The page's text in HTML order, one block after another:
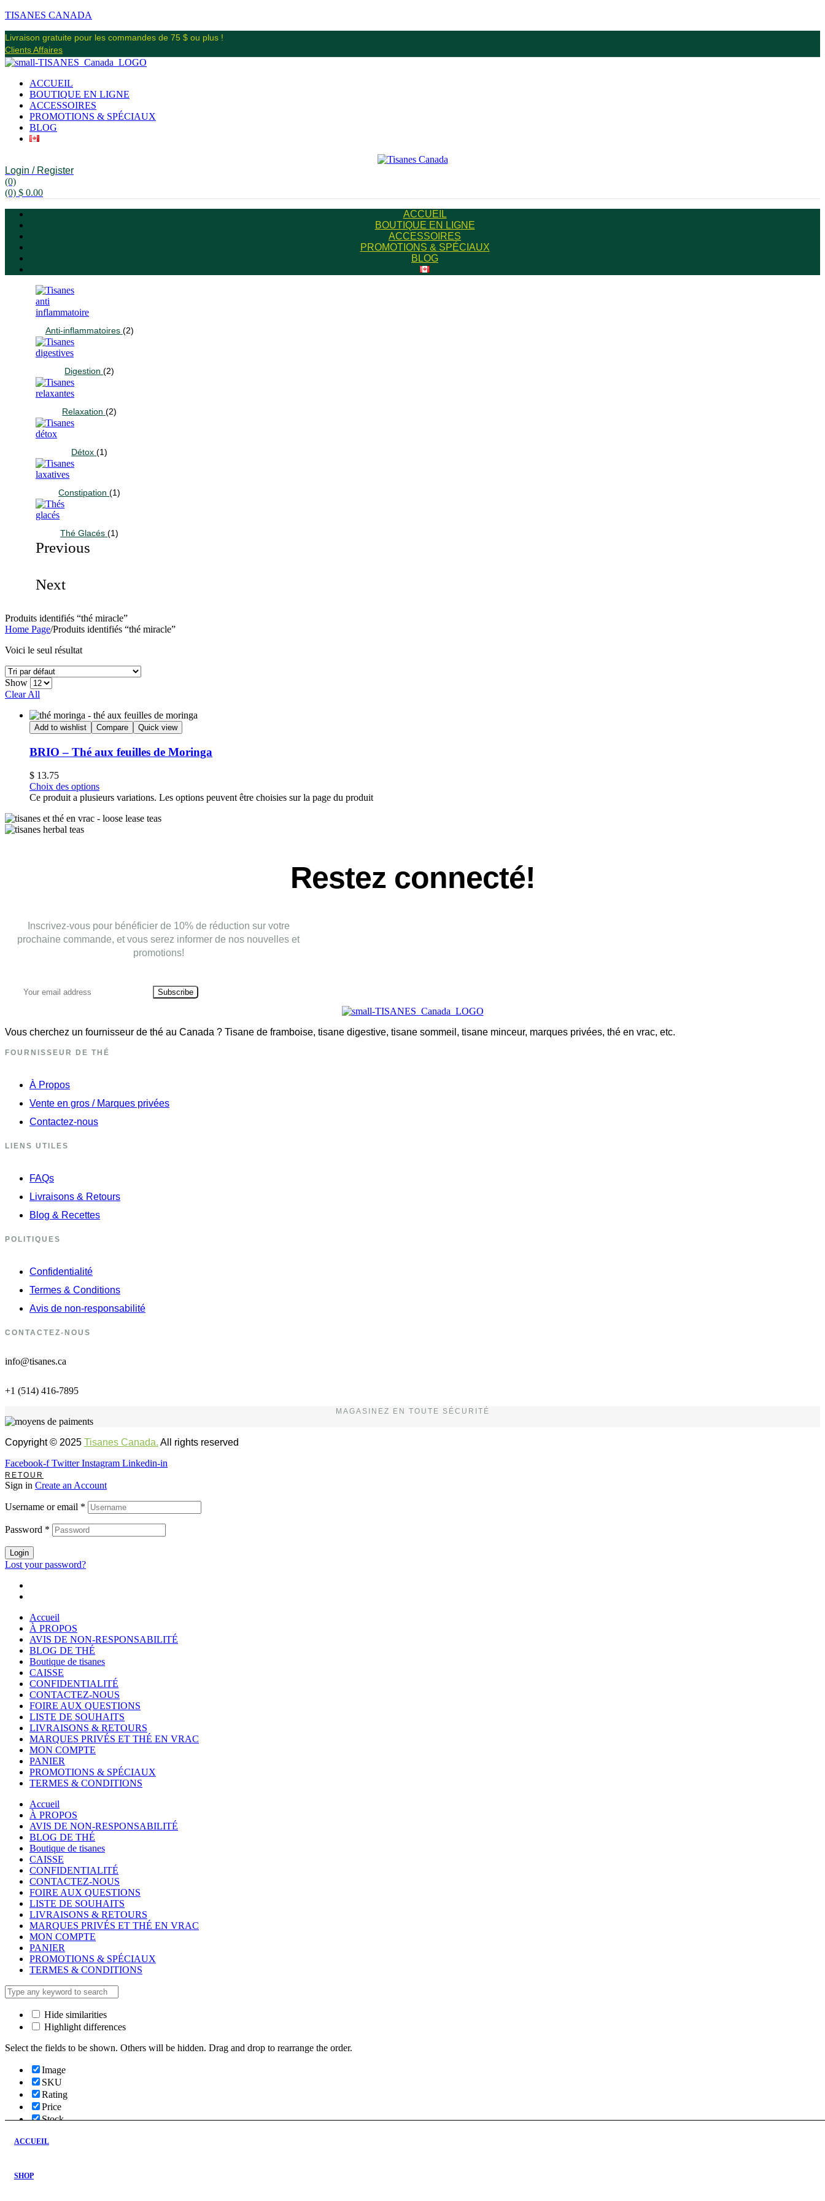
TISANES CANADA
Livraison gratuite pour les commandes de 75 $ ou plus !
Clients Affaires
ACCUEIL
BOUTIQUE EN LIGNE
ACCESSOIRES
PROMOTIONS & SPÉCIAUX
BLOG
Login / Register
(0)
(0) $ 0.00
ACCUEIL
BOUTIQUE EN LIGNE
ACCESSOIRES
PROMOTIONS & SPÉCIAUX
BLOG
Anti-inflammatoires (2)
Digestion (2)
Relaxation (2)
Détox (1)
Constipation (1)
Thé Glacés (1)
Previous
Next
Produits identifiés “thé miracle”
Home Page/Produits identifiés “thé miracle”
Voici le seul résultat
Show
Clear All
Add to wishlist Compare Quick view
BRIO – Thé aux feuilles de Moringa
$ 13.75
Choix des options
Ce produit a plusieurs variations. Les options peuvent être choisies sur la page du produit
ACCUEIL
SHOP
Restez connecté!
Inscrivez-vous pour bénéficier de 10% de réduction sur votre
prochaine commande, et vous serez informer de nos nouvelles et
promotions!
Subscribe
Vous cherchez un fournisseur de thé au Canada ? Tisane de framboise, tisane digestive, tisane sommeil, tisane minceur, marques privées, thé en vrac, etc.
FOURNISSEUR DE THÉ
À Propos
Vente en gros / Marques privées
Contactez-nous
LIENS UTILES
FAQs
Livraisons & Retours
Blog & Recettes
POLITIQUES
Confidentialité
Termes & Conditions
Avis de non-responsabilité
CONTACTEZ-NOUS
info@tisanes.ca
+1 (514) 416-7895
MAGASINEZ EN TOUTE SÉCURITÉ
Copyright © 2025 Tisanes Canada. All rights reserved
Facebook-f Twitter Instagram Linkedin-in
RETOUR
Sign in Create an Account
Username or email *
Password *
Login
Lost your password?
Accueil
À PROPOS
AVIS DE NON-RESPONSABILITÉ
BLOG DE THÉ
Boutique de tisanes
CAISSE
CONFIDENTIALITÉ
CONTACTEZ-NOUS
FOIRE AUX QUESTIONS
LISTE DE SOUHAITS
LIVRAISONS & RETOURS
MARQUES PRIVÉS ET THÉ EN VRAC
MON COMPTE
PANIER
PROMOTIONS & SPÉCIAUX
TERMES & CONDITIONS
Accueil
À PROPOS
AVIS DE NON-RESPONSABILITÉ
BLOG DE THÉ
Boutique de tisanes
CAISSE
CONFIDENTIALITÉ
CONTACTEZ-NOUS
FOIRE AUX QUESTIONS
LISTE DE SOUHAITS
LIVRAISONS & RETOURS
MARQUES PRIVÉS ET THÉ EN VRAC
MON COMPTE
PANIER
PROMOTIONS & SPÉCIAUX
TERMES & CONDITIONS
Hide similarities
Highlight differences
Select the fields to be shown. Others will be hidden. Drag and drop to rearrange the order.
Image
SKU
Rating
Price
Stock
Add to cart